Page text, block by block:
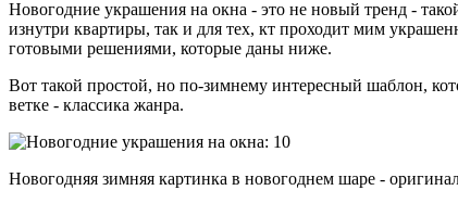
Новогодние украшения на окна - это не новый тренд -
изнутри квартиры, так и для тех, кт проходит мим
готовыми решениями, которые даны ниже.
Вот такой простой, но по-зимнему интересный шаблон,
ветке - классика жанра.
Новогодняя зимняя картинка в новогоднем шаре -